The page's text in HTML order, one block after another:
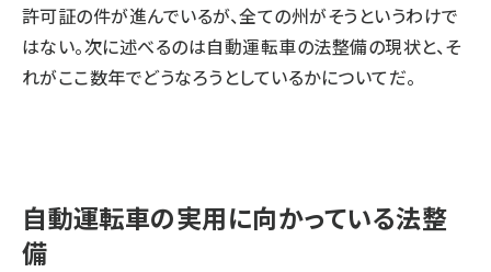
許可証の件が進んでいるが、全ての州がそうというわけで
はない。次に述べるのは自動運転車の法整備の現状と、そ
れがここ数年でどうなろうとしているかについてだ。
自動運転車の実用に向かっている法整
備